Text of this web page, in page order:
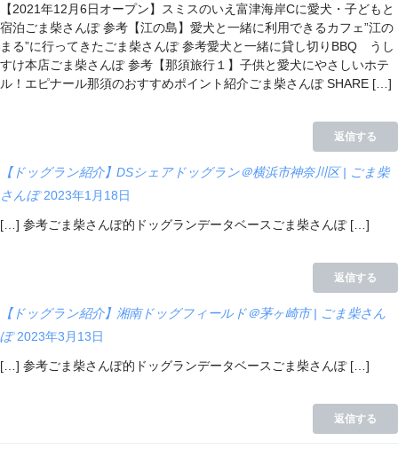
【2021年12月6日オープン】スミスのいえ富津海岸Cに愛犬・子どもと
宿泊ごま柴さんぽ 参考【江の島】愛犬と一緒に利用できるカフェ”江の
まる”に行ってきたごま柴さんぽ 参考愛犬と一緒に貸し切りBBQ うし
すけ本店ごま柴さんぽ 参考【那須旅行１】子供と愛犬にやさしいホテ
ル！エピナール那須のおすすめポイント紹介ごま柴さんぽ SHARE […]
返信する
【ドッグラン紹介】DSシェアドッグラン＠横浜市神奈川区 | ごま柴
さんぽ 2023年1月18日
[…] 参考ごま柴さんぽ的ドッグランデータベースごま柴さんぽ […]
返信する
【ドッグラン紹介】湘南ドッグフィールド＠茅ヶ崎市 | ごま柴さん
ぽ 2023年3月13日
[…] 参考ごま柴さんぽ的ドッグランデータベースごま柴さんぽ […]
返信する